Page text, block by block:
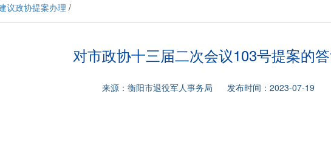
议政协提案办理 /
对市政协十三届二次会议103号提案的
来源：衡阳市退役军人事务局 发布时间：2023-07-19